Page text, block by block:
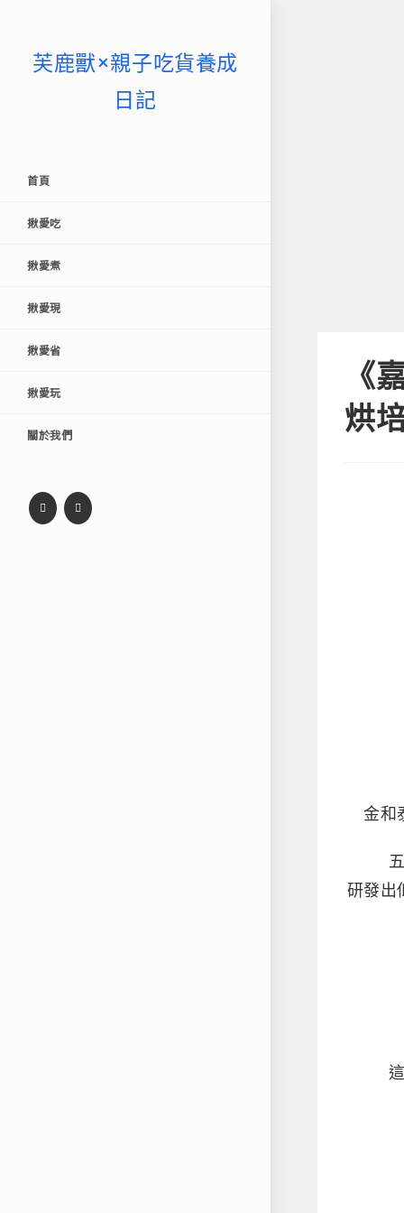
芙鹿獸×親子吃貨養成
日記
首頁
揪愛吃
揪愛煮
揪愛現
揪愛省
揪愛玩
關於我們
《
烘
金和
研發出